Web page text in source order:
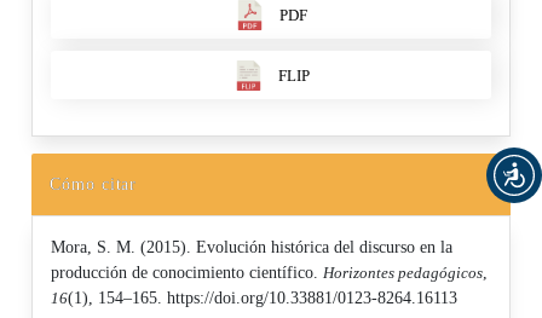
PDF
FLIP
Cómo citar
Mora, S. M. (2015). Evolución histórica del discurso en la
producción de conocimiento científico.Horizontes pedagógicos,
16(1), 154–165. https://doi.org/10.33881/0123-8264.16113